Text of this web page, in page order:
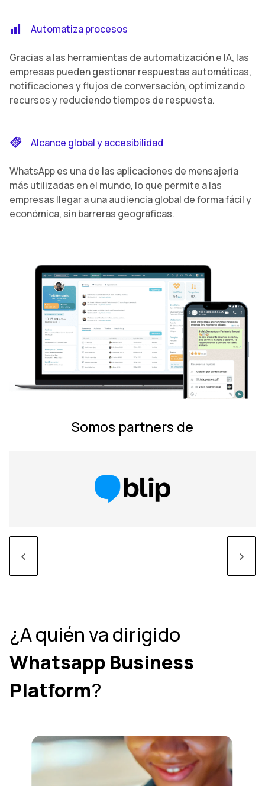
Automatiza procesos
Gracias a las herramientas de automatización e IA, las
empresas pueden gestionar respuestas automáticas,
notificaciones y flujos de conversación, optimizando
recursos y reduciendo tiempos de respuesta.
Alcance global y accesibilidad
WhatsApp es una de las aplicaciones de mensajería
más utilizadas en el mundo, lo que permite a las
empresas llegar a una audiencia global de forma fácil y
económica, sin barreras geográficas.
Somos partners de
< >
¿A quién va dirigido
Whatsapp Business
Platform?